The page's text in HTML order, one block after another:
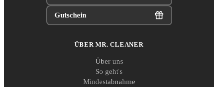
Gutschein
ÜBER MR. CLEANER
Über uns
So geht's
Mindestabnahme